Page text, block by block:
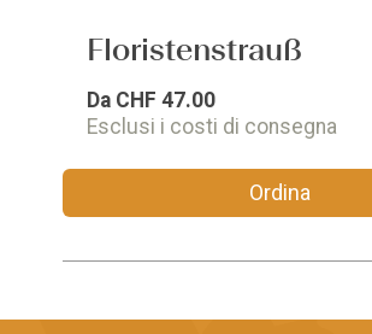
Floristenstrauß
Da CHF 47.00
Esclusi i costi di consegna
Ordina